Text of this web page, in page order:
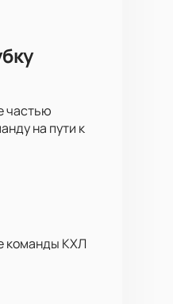
частью
на пути к
команды КХЛ